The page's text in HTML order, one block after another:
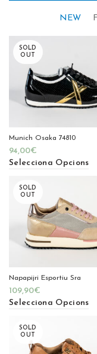
NEW
SOLD
OUT
Munich Osaka 74810
94,00€
Selecciona Opcions
SOLD
OUT
Napapijri Esportiu Sra
109,90€
Selecciona Opcions
SOLD
OUT